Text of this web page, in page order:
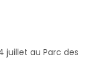
juillet au Parc des